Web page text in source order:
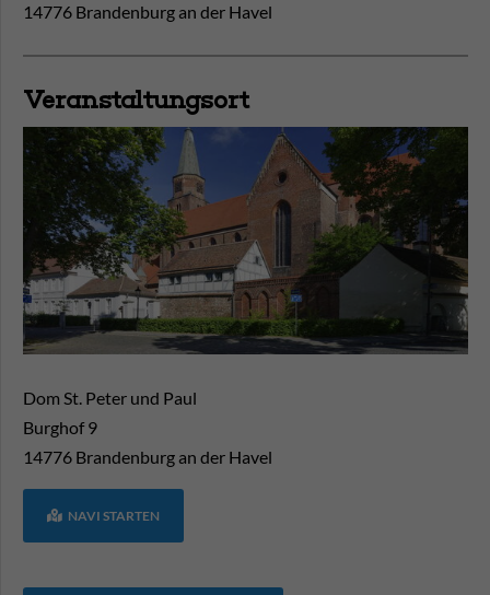
14776 Brandenburg an der Havel
Veranstaltungsort
Dom St. Peter und Paul
Burghof 9
14776 Brandenburg an der Havel
NAVI STARTEN